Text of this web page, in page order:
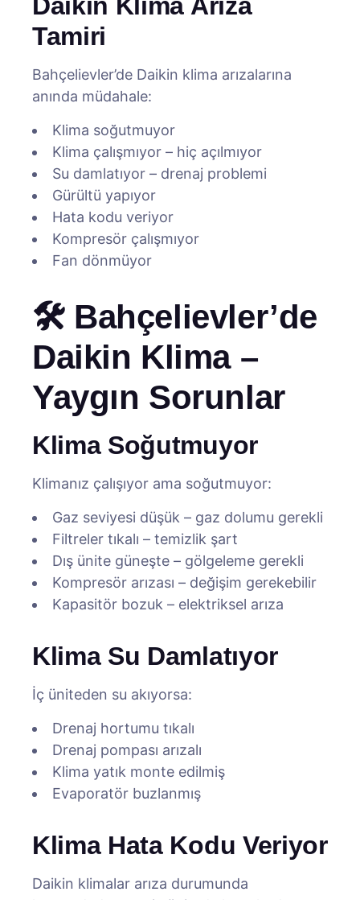
Tamiri
Bahçelievler’de Daikin klima arızalarına
anında müdahale:
Klima soğutmuyor
Klima çalışmıyor – hiç açılmıyor
Su damlatıyor – drenaj problemi
Gürültü yapıyor
Hata kodu veriyor
Kompresör çalışmıyor
Fan dönmüyor
🛠️ Bahçelievler’de
Daikin Klima –
Yaygın Sorunlar
Klima Soğutmuyor
Klimanız çalışıyor ama soğutmuyor:
Gaz seviyesi düşük – gaz dolumu gerekli
Filtreler tıkalı – temizlik şart
Dış ünite güneşte – gölgeleme gerekli
Kompresör arızası – değişim gerekebilir
Kapasitör bozuk – elektriksel arıza
Klima Su Damlatıyor
İç üniteden su akıyorsa:
Drenaj hortumu tıkalı
Drenaj pompası arızalı
Klima yatık monte edilmiş
Evaporatör buzlanmış
Klima Hata Kodu Veriyor
Daikin klimalar arıza durumunda